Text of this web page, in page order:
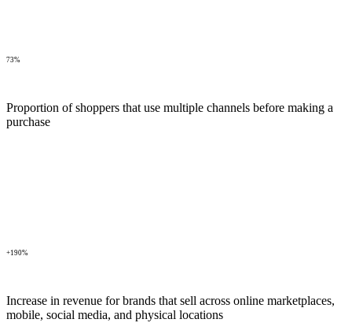
73%
Proportion of shoppers that use multiple channels before making a
purchase
+190%
Increase in revenue for brands that sell across online marketplaces,
mobile, social media, and physical locations